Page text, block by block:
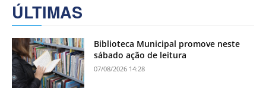
ÚLTIMAS
Biblioteca Municipal promove neste
sábado ação de leitura
07/08/2026 14:28